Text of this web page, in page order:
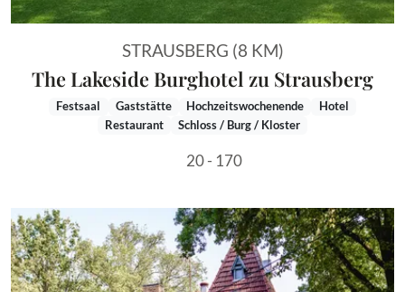
STRAUSBERG (8 KM)
The Lakeside Burghotel zu Strausberg
Festsaal Gaststätte Hochzeitswochenende
Hotel
Restaurant
Schloss / Burg / Kloster
20 - 170